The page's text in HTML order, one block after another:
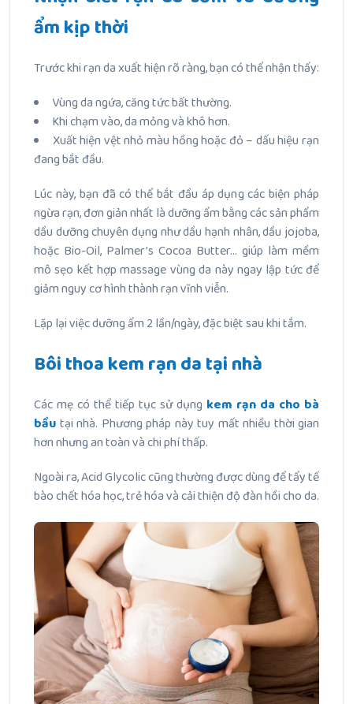
ẩm kịp thời
Trước khi rạn da xuất hiện rõ ràng, bạn có thể nhận thấy:
Vùng da ngứa, căng tức bất thường.
Khi chạm vào, da mỏng và khô hơn.
Xuất hiện vệt nhỏ màu hồng hoặc đỏ – dấu hiệu rạn
đang bắt đầu.
Lúc này, bạn đã có thể bắt đầu áp dụng các biện pháp
ngừa rạn, đơn giản nhất là dưỡng ẩm bằng các sản phẩm
dầu dưỡng chuyên dụng như dầu hạnh nhân, dầu jojoba,
hoặc Bio-Oil, Palmer’s Cocoa Butter… giúp làm mềm
mô sẹo kết hợp massage vùng da này ngay lập tức để
giảm nguy cơ hình thành rạn vĩnh viễn.
Lặp lại việc dưỡng ẩm 2 lần/ngày, đặc biệt sau khi tắm.
Bôi thoa kem rạn da tại nhà
Các mẹ có thể tiếp tục sử dụng kem rạn da cho bà
bầu tại nhà. Phương pháp này tuy mất nhiều thời gian
hơn nhưng an toàn và chi phí thấp.
Ngoài ra, Acid Glycolic cũng thường được dùng để tẩy tế
bào chết hóa học, trẻ hóa và cải thiện độ đàn hồi cho da.